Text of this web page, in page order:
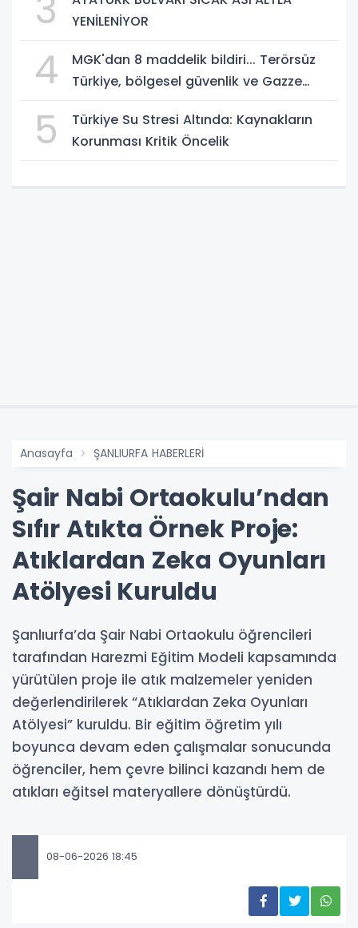
YENİLENİYOR
4
MGK'dan 8 maddelik bildiri... Terörsüz
Türkiye, bölgesel güvenlik ve Gazze
5
Türkiye Su Stresi Altında: Kaynakların
Korunması Kritik Öncelik
Anasayfa ŞANLIURFA HABERLERİ
Şair Nabi Ortaokulu’ndan
Sıfır Atıkta Örnek Proje:
Atıklardan Zeka Oyunları
Atölyesi Kuruldu
Şanlıurfa’da Şair Nabi Ortaokulu öğrencileri
tarafından Harezmi Eğitim Modeli kapsamında
yürütülen proje ile atık malzemeler yeniden
değerlendirilerek “Atıklardan Zeka Oyunları
Atölyesi” kuruldu. Bir eğitim öğretim yılı
boyunca devam eden çalışmalar sonucunda
öğrenciler, hem çevre bilinci kazandı hem de
atıkları eğitsel materyallere dönüştürdü.
08-06-2026 18:45